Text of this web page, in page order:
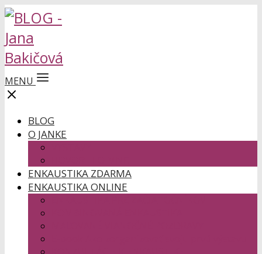
MENU
BLOG
O JANKE
ENKAUSTIKA ZDARMA
ENKAUSTIKA ONLINE